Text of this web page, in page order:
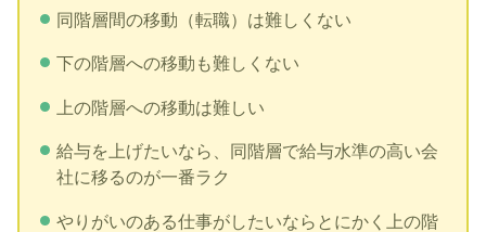
同階層間の移動（転職）は難しくない
下の階層への移動も難しくない
上の階層への移動は難しい
給与を上げたいなら、同階層で給与水準の高い会
社に移るのが一番ラク
やりがいのある仕事がしたいならとにかく上の階